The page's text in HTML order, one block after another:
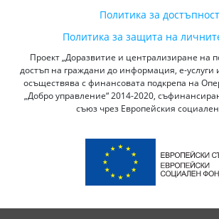
Политика за достъпност
Политика за защита на
Проект „Доразвитие и централизиране на
достъп на граждани до информация, е-услуги
осъществява с финансовата подкрепа на
„Добро управление“ 2014-2020,
съюз чрез Европейския